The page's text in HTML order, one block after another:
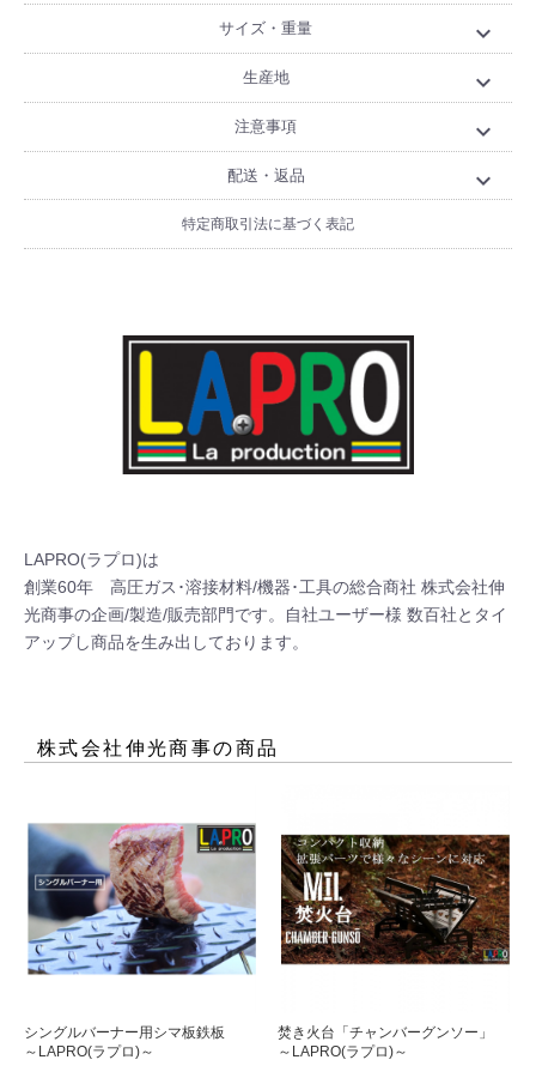
サイズ・重量 expand_more
生産地 expand_more
注意事項 expand_more
配送・返品 expand_more
特定商取引法に基づく表記
LAPRO(ラプロ)は
創業60年　高圧ガス･溶接材料/機器･工具の総合商社 株式会社伸
光商事の企画/製造/販売部門です。自社ユーザー様 数百社とタイ
アップし商品を生み出しております。
株式会社伸光商事の商品
シングルバーナー用シマ板鉄板
～LAPRO(ラプロ)～
焚き火台「チャンバーグンソー」
～LAPRO(ラプロ)～